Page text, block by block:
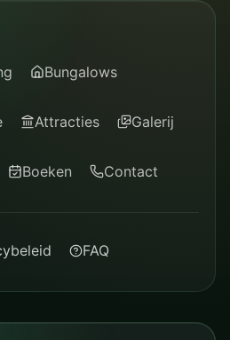
Bungalows
Attracties Galerij
Boeken Contact
FAQ